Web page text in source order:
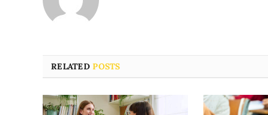
RELATEDPOSTS